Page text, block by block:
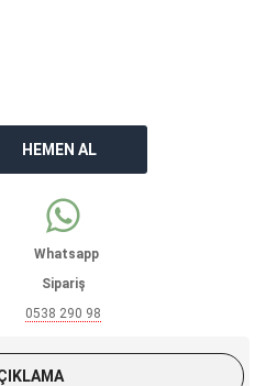
Whatsapp
Sipariş
0538 290 98